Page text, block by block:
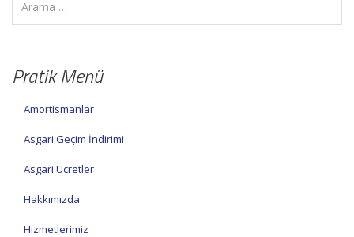
Pratik Menü
Amortismanlar
Asgari Geçim İndirimi
Asgari Ücretler
Hakkımızda
Hizmetlerimiz